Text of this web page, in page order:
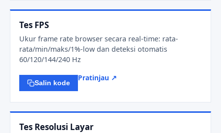
Tes FPS
Ukur frame rate browser secara real-time: rata-
rata/min/maks/1%-low dan deteksi otomatis
60/120/144/240 Hz
Salin kode
Pratinjau ↗
Tes Resolusi Layar